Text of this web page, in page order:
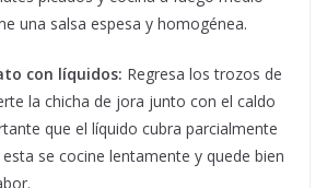
una salsa espesa y homogénea.
con líquidos: Regresa los trozos de
la chicha de jora junto con el caldo
que el líquido cubra parcialmente
se cocine lentamente y quede bien